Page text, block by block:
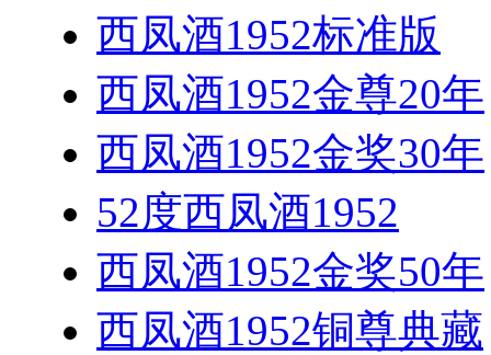
西凤酒1952标准版
西凤酒1952金尊20年
西凤酒1952金奖30年
52度西凤酒1952
西凤酒1952金奖50年
西凤酒1952铜尊典藏